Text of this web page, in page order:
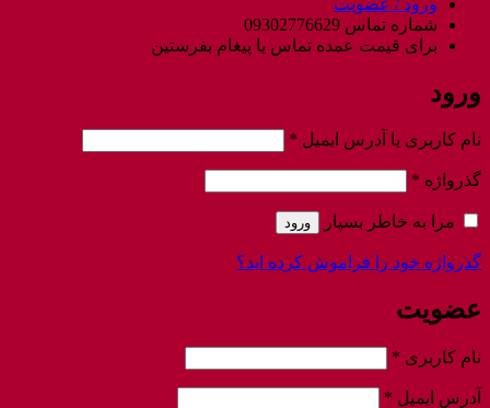
شماره تماس 09302776629
برای قیمت عمده تماس یا پیغام بفرستین
ورود
نام کاربری یا آدرس ایمیل *
گذرواژه *
مرا به خاطر بسپار ورود
گذرواژه خود را فراموش کرده اید؟
عضویت
نام کاربری *
آدرس ایمیل *